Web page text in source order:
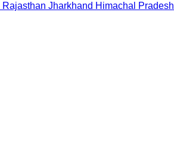
Rajasthan Jharkhand Himachal Pradesh